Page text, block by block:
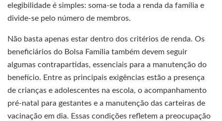
elegibilidade é simples: soma-se toda a renda da família e
divide-se pelo número de membros.
Não basta apenas estar dentro dos critérios de renda. Os
beneficiários do Bolsa Família também devem seguir
algumas contrapartidas, essenciais para a manutenção do
benefício. Entre as principais exigências estão a presença
de crianças e adolescentes na escola, o acompanhamento
pré-natal para gestantes e a manutenção das carteiras de
vacinação em dia. Essas condições refletem a preocupação